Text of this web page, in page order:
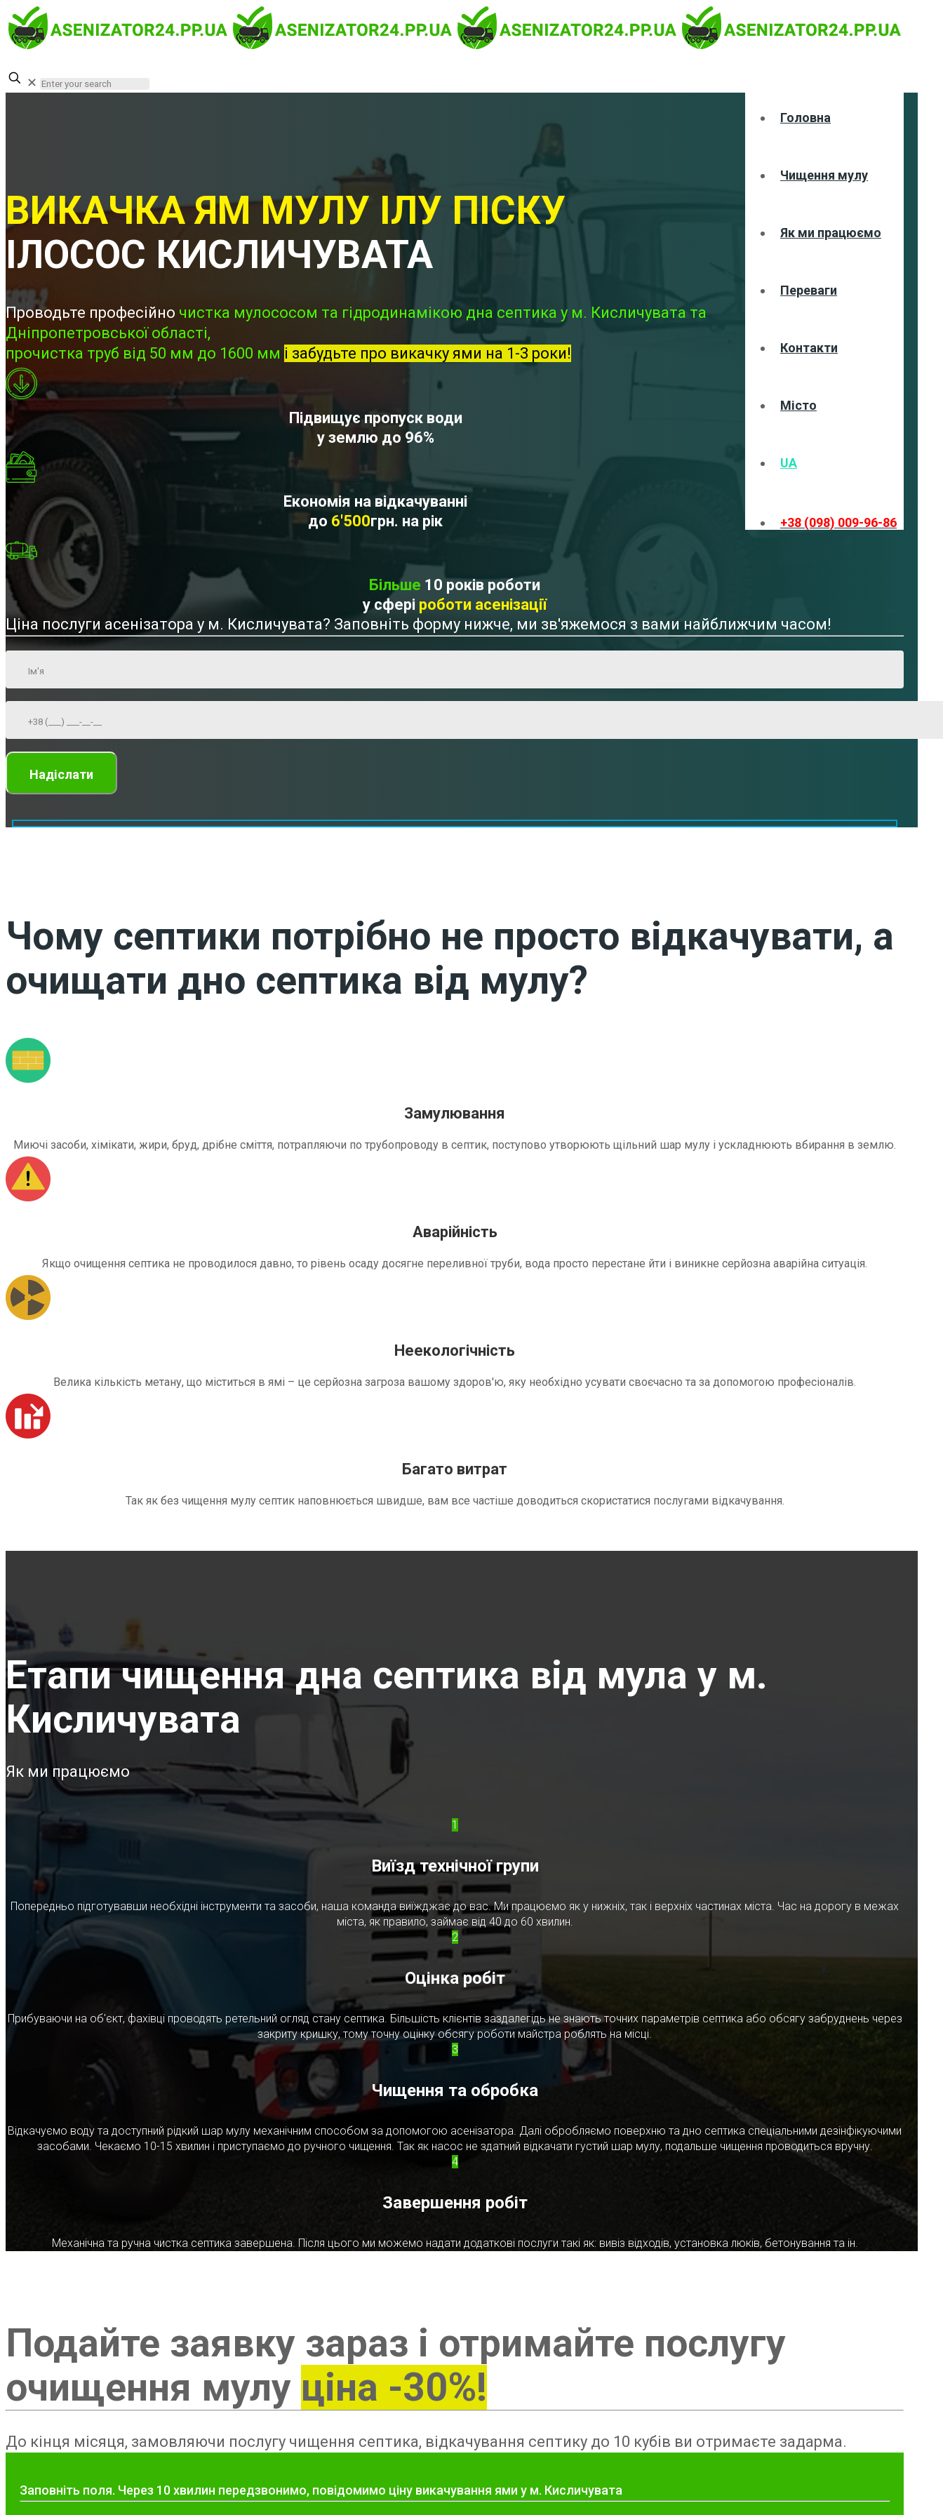
Головна
Чищення мулу
Як ми працюємо
Переваги
Контакти
Місто
UA
+38 (098) 009-96-86
✕
ВИКАЧКА ЯМ МУЛУ ІЛУ ПІСКУ
ІЛОСОС КИСЛИЧУВАТА
Проводьте професійно чистка мулососом та гідродинамікою дна септика у м. Кисличувата та
Дніпропетровської області,
прочистка труб від 50 мм до 1600 мм і забудьте про викачку ями на 1-3 роки!
Підвищує пропуск води
у землю до 96%
Економія на відкачуванні
до 6'500грн. на рік
Більше 10 років роботи
у сфері роботи асенізації
Ціна послуги асенізатора у м. Кисличувата? Заповніть форму нижче, ми зв'яжемося з вами найближчим часом!
Чому септики потрібно не просто відкачувати, а
очищати дно септика від мулу?
Замулювання
Миючі засоби, хімікати, жири, бруд, дрібне сміття, потрапляючи по трубопроводу в септик, поступово утворюють щільний шар мулу і ускладнюють вбирання в землю.
Аварійність
Якщо очищення септика не проводилося давно, то рівень осаду досягне переливної труби, вода просто перестане йти і виникне серйозна аварійна ситуація.
Неекологічність
Велика кількість метану, що міститься в ямі – це серйозна загроза вашому здоров'ю, яку необхідно усувати своєчасно та за допомогою професіоналів.
Багато витрат
Так як без чищення мулу септик наповнюється швидше, вам все частіше доводиться скористатися послугами відкачування.
Етапи чищення дна септика від мула у м.
Кисличувата
Як ми працюємо
1
Виїзд технічної групи
Попередньо підготувавши необхідні інструменти та засоби, наша команда виїжджає до вас. Ми працюємо як у нижніх, так і верхніх частинах міста. Час на дорогу в межах
міста, як правило, займає від 40 до 60 хвилин.
2
Оцінка робіт
Прибуваючи на об'єкт, фахівці проводять ретельний огляд стану септика. Більшість клієнтів заздалегідь не знають точних параметрів септика або обсягу забруднень через
закриту кришку, тому точну оцінку обсягу роботи майстра роблять на місці.
3
Чищення та обробка
Відкачуємо воду та доступний рідкий шар мулу механічним способом за допомогою асенізатора. Далі обробляємо поверхню та дно септика спеціальними дезінфікуючими
засобами. Чекаємо 10-15 хвилин і приступаємо до ручного чищення. Так як насос не здатний відкачати густий шар мулу, подальше чищення проводиться вручну.
4
Завершення робіт
Механічна та ручна чистка септика завершена. Після цього ми можемо надати додаткові послуги такі як: вивіз відходів, установка люків, бетонування та ін.
Подайте заявку зараз і отримайте послугу
очищення мулу ціна -30%!
До кінця місяця, замовляючи послугу чищення септика, відкачування септику до 10 кубів ви отримаєте задарма.
Заповніть поля. Через 10 хвилин передзвонимо, повідомимо ціну викачування ями у м. Кисличувата